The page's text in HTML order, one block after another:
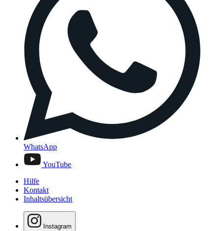
WhatsApp
YouTube
Hilfe
Kontakt
Inhaltsübersicht
Instagram